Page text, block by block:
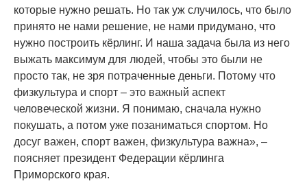
которые нужно решать. Но так уж случилось, что было
принято не нами решение, не нами придумано, что
нужно построить кёрлинг. И наша задача была из него
выжать максимум для людей, чтобы это были не
просто так, не зря потраченные деньги. Потому что
физкультура и спорт – это важный аспект
человеческой жизни. Я понимаю, сначала нужно
покушать, а потом уже позаниматься спортом. Но
досуг важен, спорт важен, физкультура важна», –
поясняет президент Федерации кёрлинга
Приморского края.